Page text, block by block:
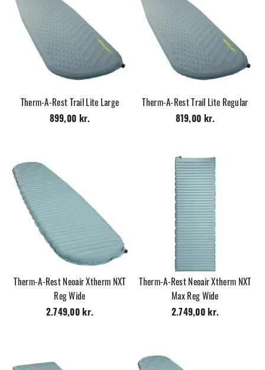
Therm-A-Rest Trail Lite Large
899,00 kr.
Therm-A-Rest Trail Lite Regular
819,00 kr.
Therm-A-Rest Neoair Xtherm NXT
Reg Wide
2.749,00 kr.
Therm-A-Rest Neoair Xtherm NXT
Max Reg Wide
2.749,00 kr.